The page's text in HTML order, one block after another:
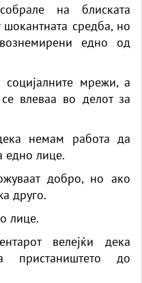
на блиската
средба, но
едно од
мрежи, а
влеваа во делот за
немам работа да
едно лице.
добро, но ако
друго.
лице.
велејќи дека
пристаништето до